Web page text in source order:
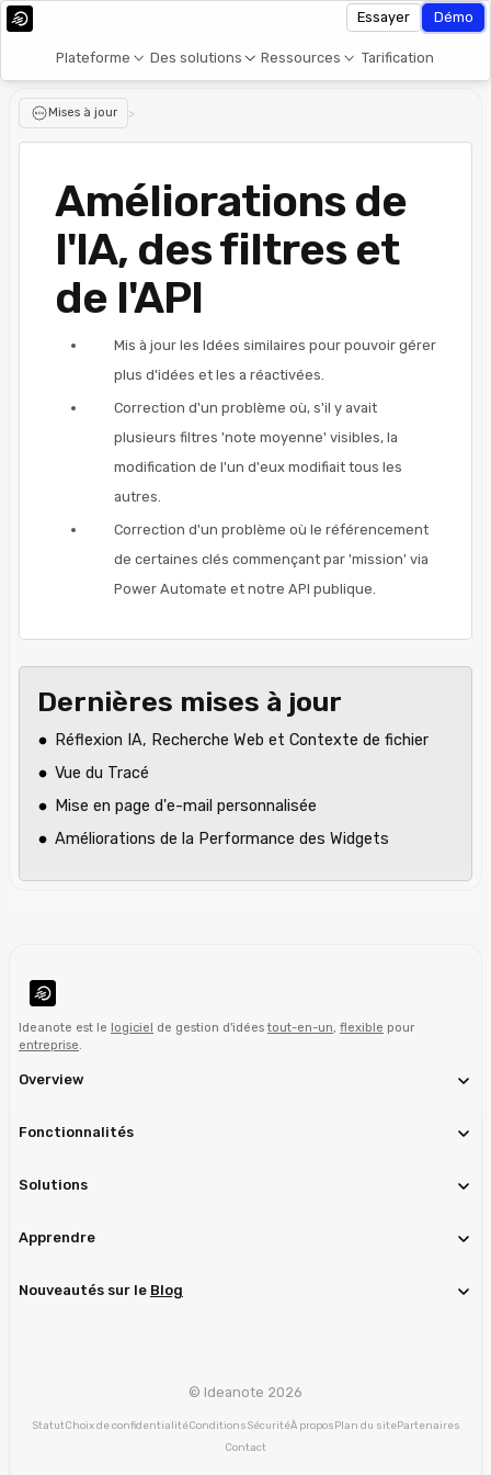
Plateforme Des solutions Ressources Tarification
Essayer Démo
Mises à jour >
Améliorations de
l'IA, des filtres et
de l'API
Mis à jour les Idées similaires pour pouvoir gérer
plus d'idées et les a réactivées.
Correction d'un problème où, s'il y avait
plusieurs filtres 'note moyenne' visibles, la
modification de l'un d'eux modifiait tous les
autres.
Correction d'un problème où le référencement
de certaines clés commençant par 'mission' via
Power Automate et notre API publique.
Dernières mises à jour
Réflexion IA, Recherche Web et Contexte de fichier
Vue du Tracé
Mise en page d'e-mail personnalisée
Améliorations de la Performance des Widgets
Ideanote est le logiciel de gestion d'idéestout-en-un, flexible pour
entreprise.
Overview
Fonctionnalités
Solutions
Apprendre
Nouveautés sur le Blog
© Ideanote 2026
StatutChoix de confidentialitéConditionsSécuritéÀ proposPlan du sitePartenaires
Contact